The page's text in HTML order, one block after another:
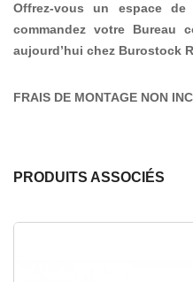
Offrez-vous un espace
commandez votre Bureau
aujourd’hui chez Burostock
FRAIS DE MONTAGE NON
PRODUITS ASSOCIÉS